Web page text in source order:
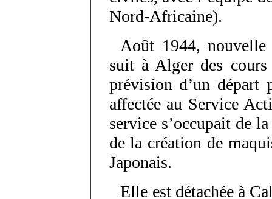
Nord-Africaine).
Août 1944,
suit à Alger des
prévision d’un départ
affectée au Service
service s’occupait de
de la création de
Japonais.
Elle est détachée à